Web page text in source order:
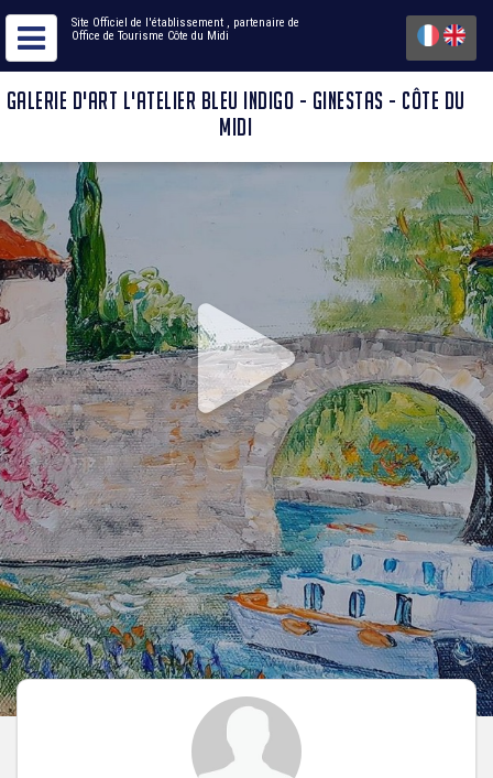
Site Officiel de l'établissement , partenaire de
Office de Tourisme Côte du Midi
GALERIE D'ART L'ATELIER BLEU INDIGO - GINESTAS - CÔTE DU
MIDI